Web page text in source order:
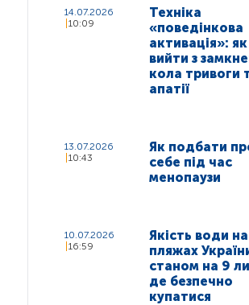
14.07.2026
10:09
Техніка
«поведінкова
активація»: як
вийти з
кола тривоги
апатії
13.07.2026
10:43
Як подбати
себе під час
менопаузи
10.07.2026
16:59
Якість води на
пляжах
станом на 9
де безпечно
купатися